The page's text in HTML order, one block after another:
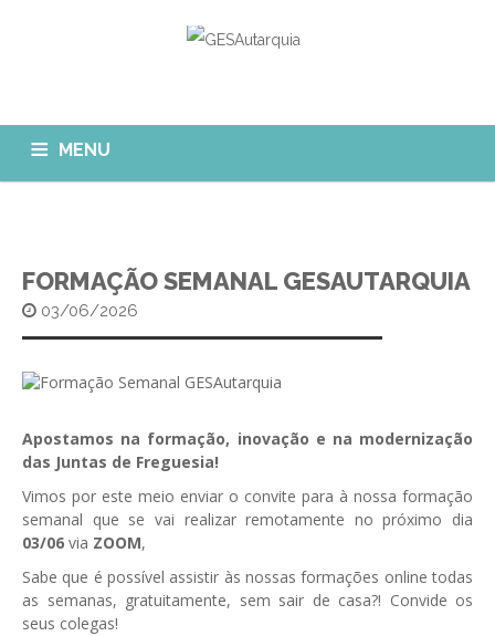
MENU
Quem Somos?
MÓDULOS
GESÁgua
GESCanídeo
GESComunicação
GESDenúncia
FAQ
Custo da Chamada
Eliminar Conta
Submeter SAFT
FORMAÇÃO SEMANAL GESAUTARQUIA
03/06/2026
Apostamos na formação, inovação e na modernização
das Juntas de Freguesia!
Vimos por este meio enviar o convite para à nossa formação
semanal que se vai realizar remotamente no próximo dia
03/06 via ZOOM,
Sabe que é possível assistir às nossas formações online todas
as semanas, gratuitamente, sem sair de casa?! Convide os
seus colegas!